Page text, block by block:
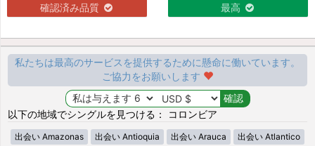
確認済み品質 最高
私たちは最高のサービスを提供するために懸命に働いています。
ご協力をお願いします
以下の地域でシングルを見つける： コロンビア
出会い Amazonas 出会い Antioquia 出会い Arauca 出会い Atlantico